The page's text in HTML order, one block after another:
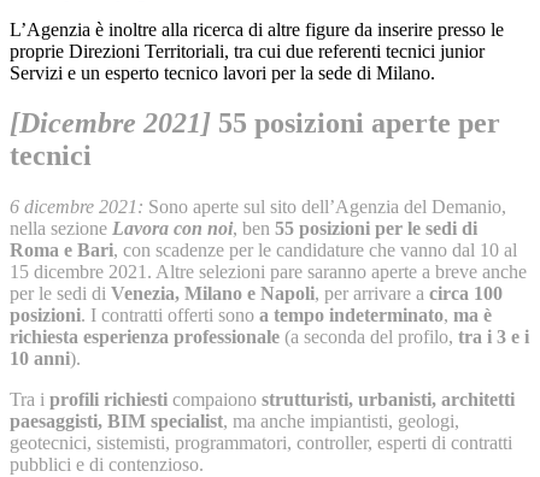
L’Agenzia è inoltre alla ricerca di altre figure da inserire presso le
proprie Direzioni Territoriali, tra cui due referenti tecnici junior
Servizi e un esperto tecnico lavori per la sede di Milano.
[Dicembre 2021] 55 posizioni aperte per
tecnici
6 dicembre 2021: Sono aperte sul sito dell’Agenzia del Demanio,
nella sezione Lavora con noi, ben 55 posizioni per le sedi di
Roma e Bari, con scadenze per le candidature che vanno dal 10 al
15 dicembre 2021. Altre selezioni pare saranno aperte a breve anche
per le sedi di Venezia, Milano e Napoli, per arrivare a circa 100
posizioni. I contratti offerti sono a tempo indeterminato, ma è
richiesta esperienza professionale (a seconda del profilo, tra i 3 e i
10 anni).
Tra i profili richiesti compaiono strutturisti, urbanisti, architetti
paesaggisti, BIM specialist, ma anche impiantisti, geologi,
geotecnici, sistemisti, programmatori, controller, esperti di contratti
pubblici e di contenzioso.